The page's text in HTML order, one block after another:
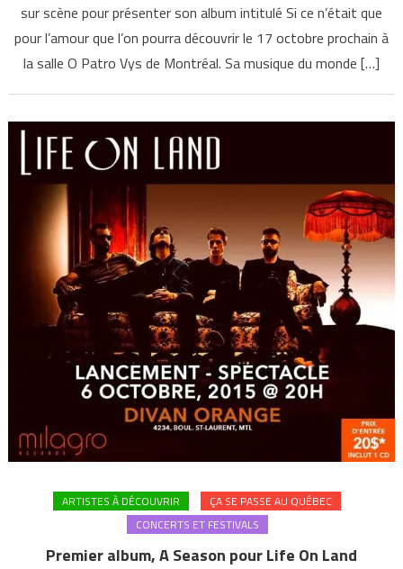
sur scène pour présenter son album intitulé Si ce n’était que
pour l’amour que l’on pourra découvrir le 17 octobre prochain à
la salle O Patro Vys de Montréal. Sa musique du monde […]
ARTISTES À DÉCOUVRIR
ÇA SE PASSE AU QUÉBEC
CONCERTS ET FESTIVALS
Premier album, A Season pour Life On Land